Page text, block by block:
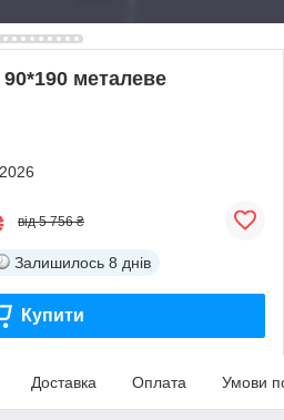
металеве
від 5 756 ₴
Залишилось 8 днів
Купити
Доставка Оплата Умови